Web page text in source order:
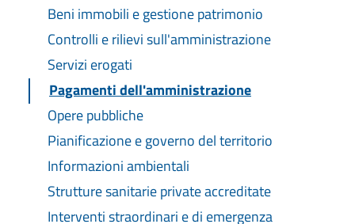
Beni immobili e gestione patrimonio
Controlli e rilievi sull'amministrazione
Servizi erogati
Pagamenti dell'amministrazione
Opere pubbliche
Pianificazione e governo del territorio
Informazioni ambientali
Strutture sanitarie private accreditate
Interventi straordinari e di emergenza